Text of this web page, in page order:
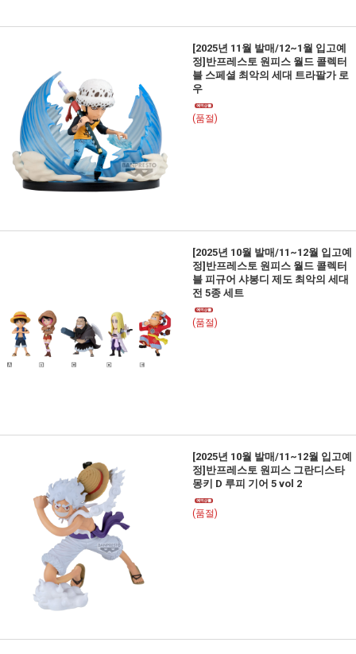
[2025년 11월 발매/12~1월 입고예
정]반프레스토 원피스 월드 콜렉터
블 스페셜 최악의 세대 트라팔가 로
우
(품절)
[2025년 10월 발매/11~12월 입고예
정]반프레스토 원피스 월드 콜렉터
블 피규어 샤봉디 제도 최악의 세대
전 5종 세트
(품절)
[2025년 10월 발매/11~12월 입고예
정]반프레스토 원피스 그란디스타
몽키 D 루피 기어 5 vol 2
(품절)